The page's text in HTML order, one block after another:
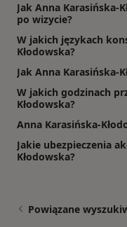
Jak Anna Karasińska-
po wizycie?
W jakich językach
Kłodowska?
Jak Anna Karasińska-
W jakich godzinach
Kłodowska?
Anna Karasińska-
Jakie ubezpieczenia
Kłodowska?
Powiązane